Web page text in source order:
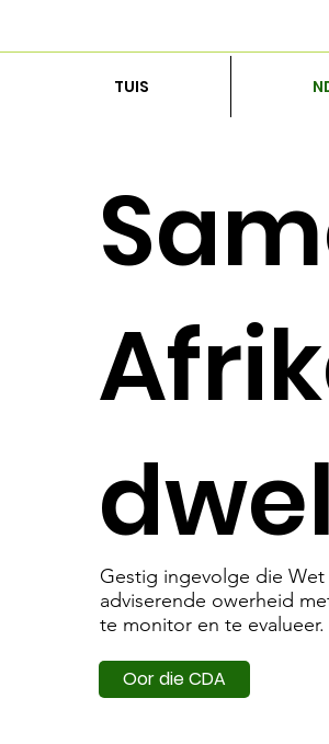
TUIS
Gestig ingevolge die
adviserende owerheid
te monitor en te evalueer.
Oor die CDA